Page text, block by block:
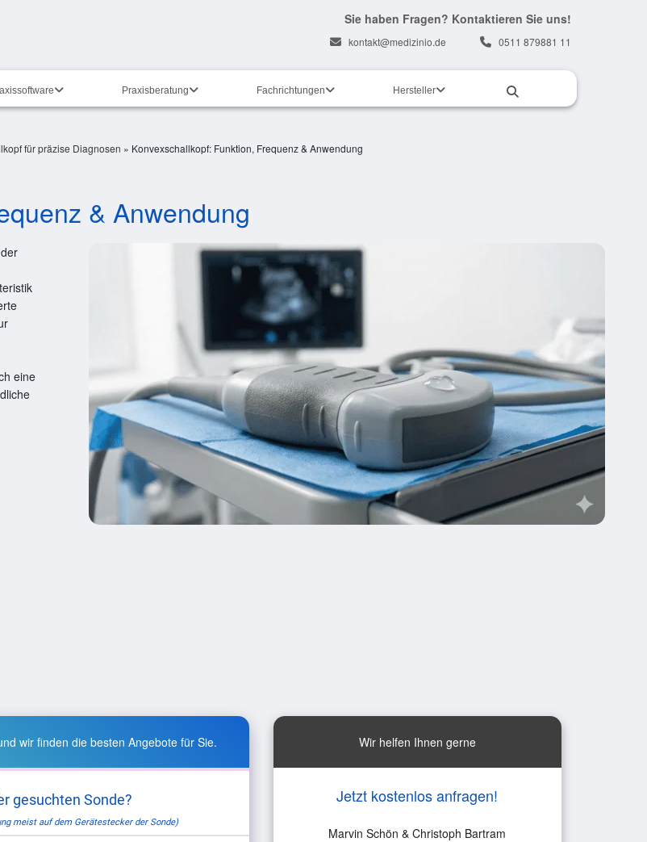
Sie haben Fragen? Kontaktieren Sie uns!
kontakt@medizinio.de 0511 879881 11
Praxisberatung Fachrichtungen Hersteller
für präzise Diagnosen » Konvexschallkopf: Funktion, Frequenz & Anwendung
& Anwendung
eine
wir finden die besten Angebote für Sie.
gesuchten Sonde?
meist auf dem Gerätestecker der Sonde)
Wir helfen Ihnen gerne
Jetzt kostenlos anfragen!
Marvin Schön & Christoph Bartram